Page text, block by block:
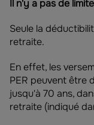
Il n'y a pas de
Seule la
retraite.
En effet, les
PER peuvent être
jusqu'à 70 ans,
retraite (indiqué